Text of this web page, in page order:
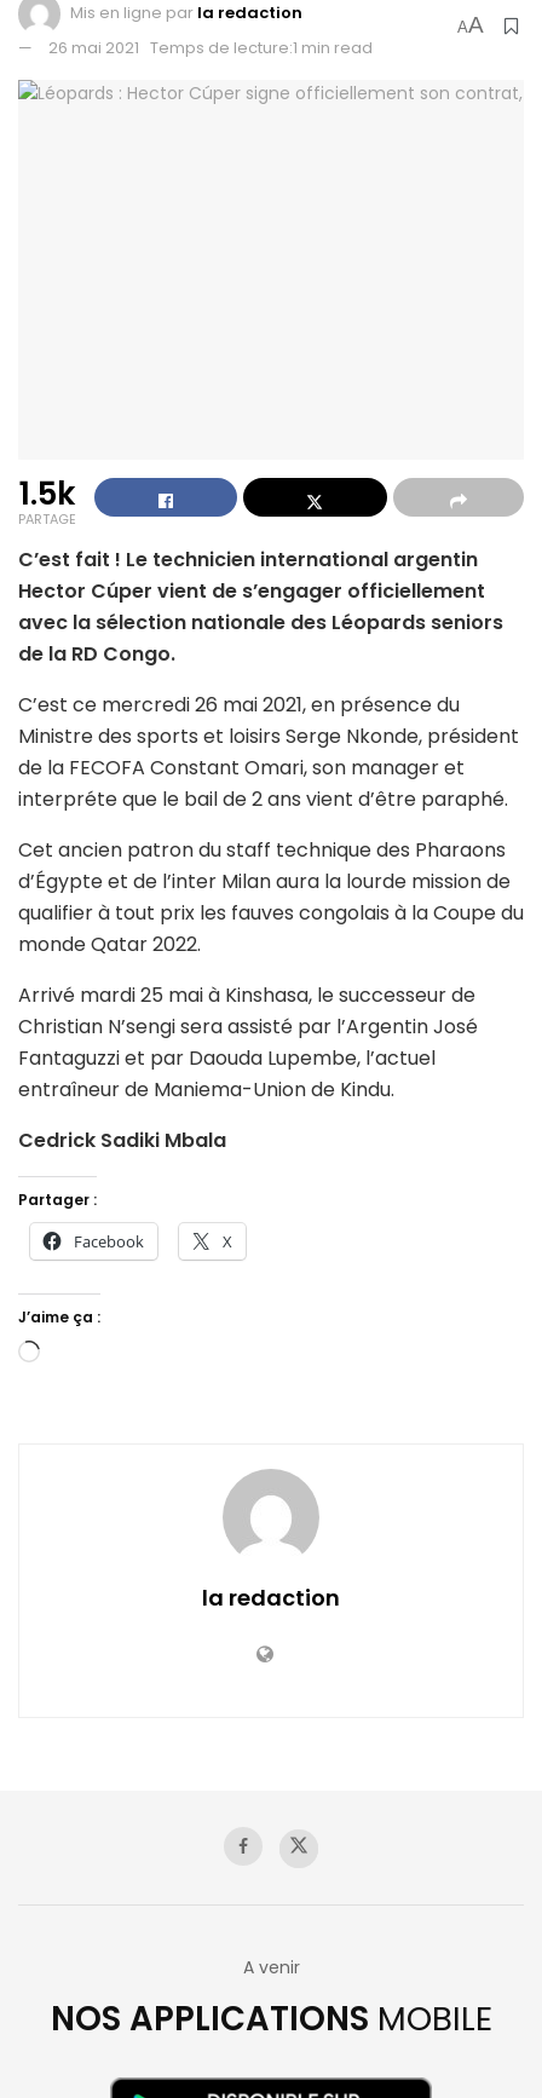
Mis en ligne par la redaction
26 mai 2021 Temps de lecture:1 min read
AA
1.5k
PARTAGE
C’est fait ! Le technicien international argentin
Hector Cúper vient de s’engager officiellement
avec la sélection nationale des Léopards seniors
de la RD Congo.
C’est ce mercredi 26 mai 2021, en présence du
Ministre des sports et loisirs Serge Nkonde, président
de la FECOFA Constant Omari, son manager et
interpréte que le bail de 2 ans vient d’être paraphé.
Cet ancien patron du staff technique des Pharaons
d’Égypte et de l’inter Milan aura la lourde mission de
qualifier à tout prix les fauves congolais à la Coupe du
monde Qatar 2022.
Arrivé mardi 25 mai à Kinshasa, le successeur de
Christian N’sengi sera assisté par l’Argentin José
Fantaguzzi et par Daouda Lupembe, l’actuel
entraîneur de Maniema-Union de Kindu.
Cedrick Sadiki Mbala
Partager :
Facebook X
J’aime ça :
Chargement…
la redaction
A venir
NOS APPLICATIONS MOBILE